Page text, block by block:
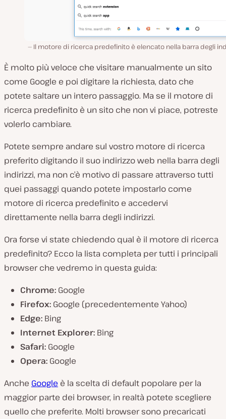
Il motore di ricerca predefinito è elencato nella barra degli
È molto più veloce che visitare manualmente un sito
come Google e poi digitare la richiesta, dato che
potete saltare un intero passaggio. Ma se il motore di
ricerca predefinito è un sito che non vi piace, potreste
volerlo cambiare.
Potete sempre andare sul vostro motore di ricerca
preferito digitando il suo indirizzo web nella barra degli
indirizzi, ma non c’è motivo di passare attraverso tutti
quei passaggi quando potete impostarlo come
motore di ricerca predefinito e accedervi
direttamente nella barra degli indirizzi.
Ora forse vi state chiedendo qual è il motore di ricerca
predefinito? Ecco la lista completa per tutti i principali
browser che vedremo in questa guida:
Chrome: Google
Firefox: Google (precedentemente Yahoo)
Edge: Bing
Internet Explorer: Bing
Safari: Google
Opera: Google
Anche Google è la scelta di default popolare per la
maggior parte dei browser, in realtà potete scegliere
quello che preferite. Molti browser sono precaricati